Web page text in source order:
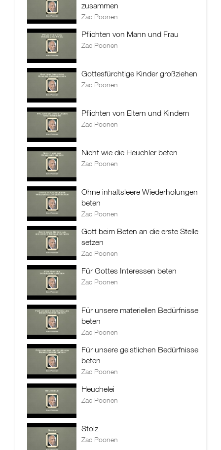
zusammen
Zac Poonen
Pflichten von Mann und Frau
Zac Poonen
Gottesfürchtige Kinder großziehen
Zac Poonen
Pflichten von Eltern und Kindern
Zac Poonen
Nicht wie die Heuchler beten
Zac Poonen
Ohne inhaltsleere Wiederholungen
beten
Zac Poonen
Gott beim Beten an die erste Stelle
setzen
Zac Poonen
Für Gottes Interessen beten
Zac Poonen
Für unsere materiellen Bedürfnisse
beten
Zac Poonen
Für unsere geistlichen Bedürfnisse
beten
Zac Poonen
Heuchelei
Zac Poonen
Stolz
Zac Poonen